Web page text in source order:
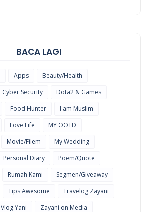
BACA LAGI
Apps
Beauty/Health
Cyber Security
Dota2 & Games
Food Hunter
I am Muslim
Love Life
MY OOTD
Movie/Filem
My Wedding
Personal Diary
Poem/Quote
Rumah Kami
Segmen/Giveaway
Tips Awesome
Travelog Zayani
Vlog Yani Zayani on Media